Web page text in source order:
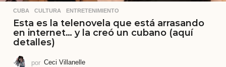
CUBA ,CULTURA ,ENTRETENIMIENTO
Esta es la telenovela que está arrasando
en internet… y la creó un cubano (aquí
detalles)
por Ceci Villanelle